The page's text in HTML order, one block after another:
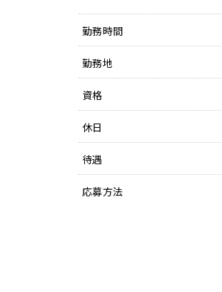
勤務時間
勤務地
資格
休日
待遇
応募方法